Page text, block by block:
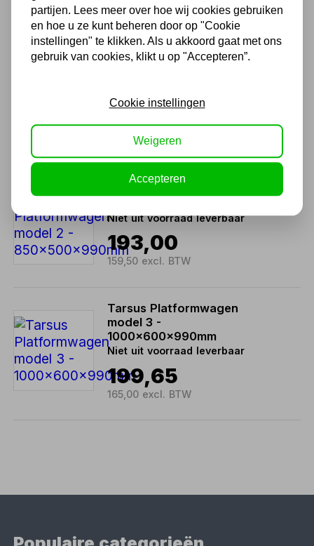
Ook handig
Niet uit voorraad leverbaar
155,49
128,50 excl. BTW
Tarsus Platformwagen
Niet uit voorraad leverbaar
193,00
159,50 excl. BTW
Tarsus Platformwagen
model 3 -
1000x600x990mm
Niet uit voorraad leverbaar
199,65
165,00 excl. BTW
partijen. Lees meer over hoe wij cookies gebruiken
en hoe u ze kunt beheren door op "Cookie
instellingen" te klikken. Als u akkoord gaat met ons
gebruik van cookies, klikt u op "Accepteren”.
Cookie instellingen
Weigeren
Accepteren